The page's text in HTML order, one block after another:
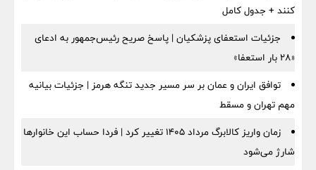
کنند + جدول کامل
جزئیات استعفای پزشکیان | پاسخ صریح رئیس‌جمهور به ادعای
«۲۸ بار استعفا»
توافق ایران و عمان بر سر مسیر جدید تنگه هرمز | جزئیات بیانیه
مهم تهران و مسقط
زمان واریز کالابرگ مرداد ۱۴۰۵ تغییر کرد | فردا حساب این خانوارها
شارژ می‌شود